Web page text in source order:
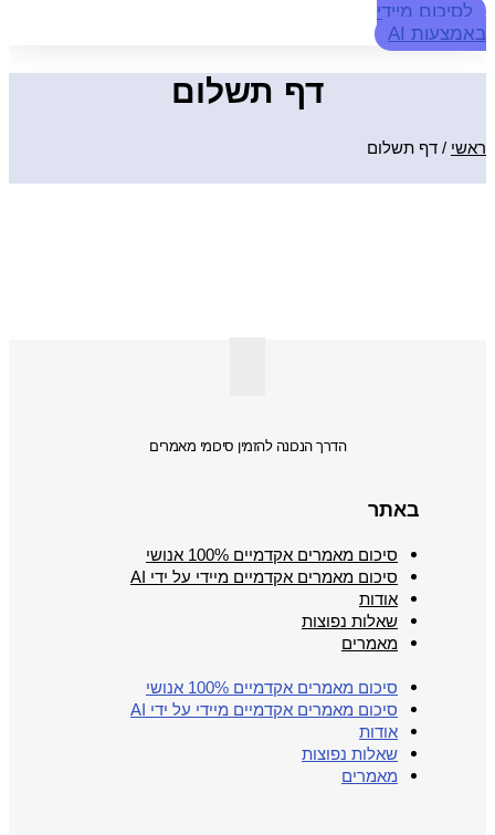
לסיכום מיידי
באמצעות AI
דף תשלום
ראשי / דף תשלום
הדרך הנכונה להזמין סיכומי מאמרים
באתר
סיכום מאמרים אקדמיים 100% אנושי
סיכום מאמרים אקדמיים מיידי על ידי AI
אודות
שאלות נפוצות
מאמרים
סיכום מאמרים אקדמיים 100% אנושי
סיכום מאמרים אקדמיים מיידי על ידי AI
אודות
שאלות נפוצות
מאמרים